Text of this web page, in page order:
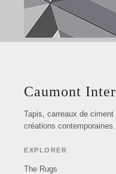
Caumont
Tapis, carreaux de
créations contemporaines.
EXPLORER
The Rugs